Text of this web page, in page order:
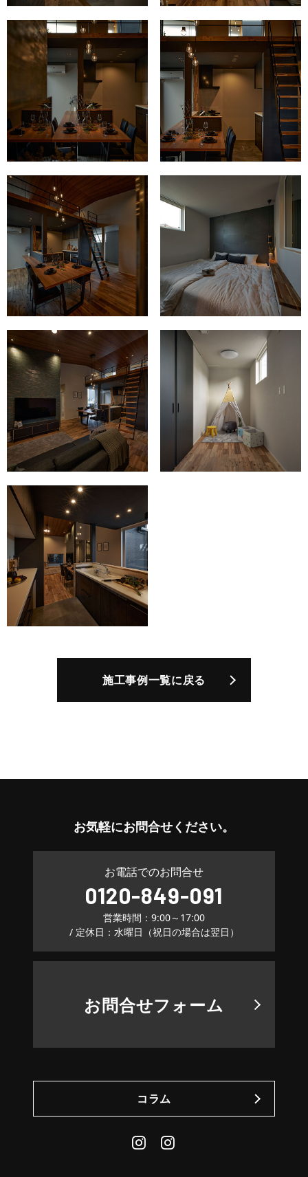
施工事例一覧に戻る
お気軽にお問合せください。
お電話でのお問合せ
0120-849-091
営業時間：9:00～17:00
/ 定休日：水曜日（祝日の場合は翌日）
お問合せフォーム
コラム
Instagram